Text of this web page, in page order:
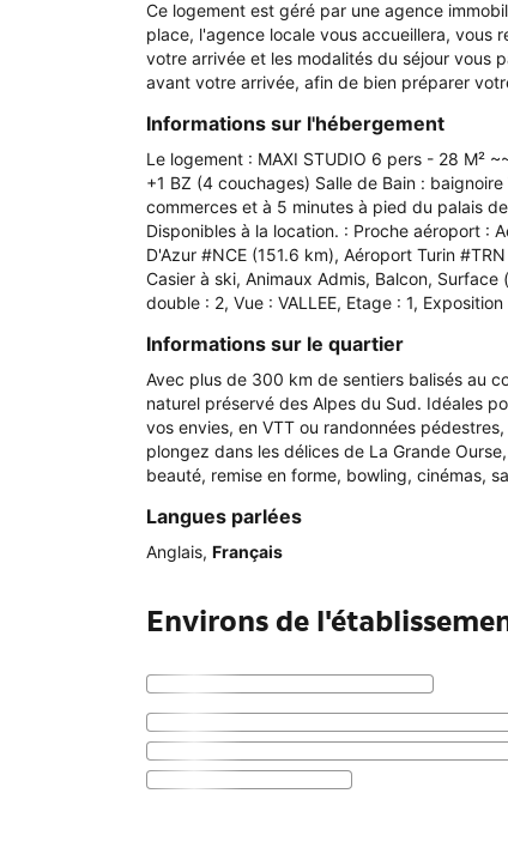
Ce logement est géré par une agence
place, l'agence locale vous accueillera, vous
votre arrivée et les modalités du séjour vous
avant votre arrivée, afin de bien préparer
Informations sur l'hébergement
Le logement : MAXI STUDIO 6 pers - 28 M²
+1 BZ (4 couchages) Salle de Bain :
commerces et à 5 minutes à pied du palais
Disponibles à la location. : Proche aéroport :
D'Azur #NCE (151.6 km), Aéroport Turin
Casier à ski, Animaux Admis, Balcon,
double : 2, Vue : VALLEE, Etage : 1,
Informations sur le quartier
Avec plus de 300 km de sentiers balisés au
naturel préservé des Alpes du Sud. Idéales
vos envies, en VTT ou randonnées
plongez dans les délices de La Grande
beauté, remise en forme, bowling, cinémas,
Langues parlées
Anglais, Français
Environs de